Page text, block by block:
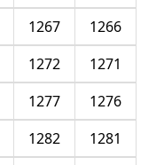
1266
1267
1271
1272
1276
1277
1281
1282